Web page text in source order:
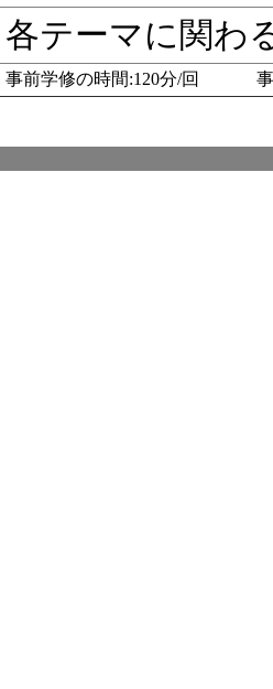
各テーマに関わ
事前学修の時間:120分/回 事